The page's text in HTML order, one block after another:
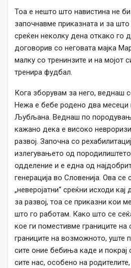
Тоа е нешто што навистина не би
започнавме приказната и за што
среќен неколку дена откако го
договорив со неговата мајка
малку со тренинзите и на мојот
тренира фудбал.
Кога зборувам за него, веднаш
Нежа е бебе родено два месеци
Љубљана. Веднаш по
кажано дека е високо
развој. Започна со
излегувањето од
одделение и е една од
генерација во Словенија. Ова се
„неверојатни“ среќни исходи
за развој, тоа се приказни кои
што го работам. Како што се
кое ги поместивме границите на
границите на возможното, уште
сите оние бебиња каде и покрај
сите нас, особено на